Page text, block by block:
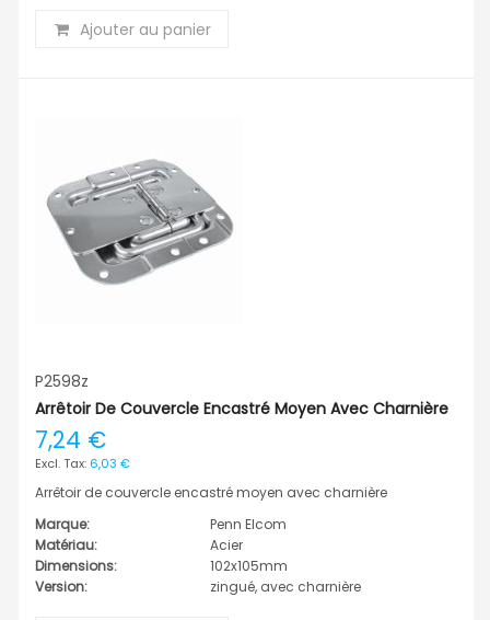
Ajouter au panier
P2598z
Arrêtoir De Couvercle Encastré Moyen Avec Charnière
7,24 €
6,03 €
Arrêtoir de couvercle encastré moyen avec charnière
Marque:
Penn Elcom
Matériau:
Acier
Dimensions:
102x105mm
Version:
zingué, avec charnière